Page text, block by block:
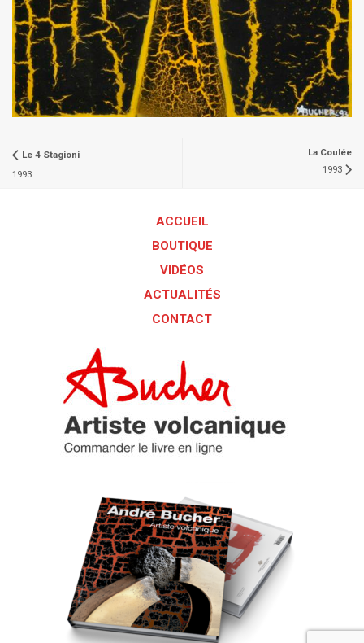
Le 4 Stagioni
1993
La Coulée
1993
ACCUEIL
BOUTIQUE
VIDÉOS
ACTUALITÉS
CONTACT